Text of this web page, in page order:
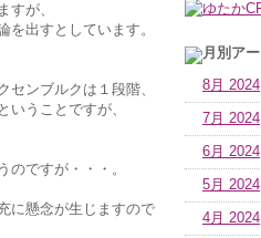
すが、
出すとしています。
ンブルクは１段階、
うことですが、
ですが・・・。
に懸念が生じますので
8月 2024
7月 2024
6月 2024
5月 2024
4月 2024